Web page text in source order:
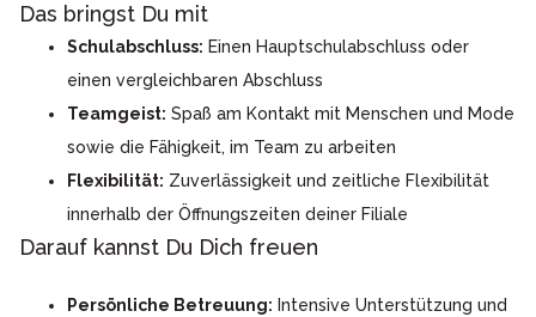
Das bringst Du mit
Schulabschluss: Einen Hauptschulabschluss oder
einen vergleichbaren Abschluss
Teamgeist: Spaß am Kontakt mit Menschen und Mode
sowie die Fähigkeit, im Team zu arbeiten
Flexibilität: Zuverlässigkeit und zeitliche Flexibilität
innerhalb der Öffnungszeiten deiner Filiale
Darauf kannst Du Dich freuen
Persönliche Betreuung: Intensive Unterstützung und